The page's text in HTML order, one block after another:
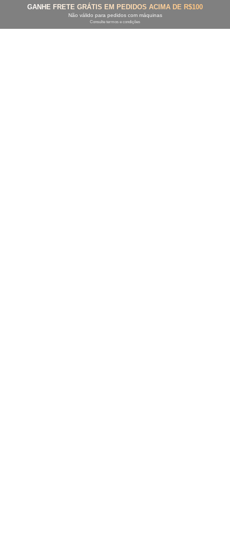
GANHE FRETE GRÁTIS EM PEDIDOS ACIMA DE R$100
Não válido para pedidos com máquinas
Consulte termos e condições